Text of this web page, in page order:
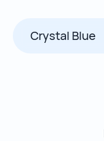
Crystal Blue